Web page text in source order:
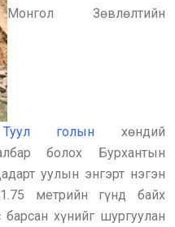
Монгол Зөвлөлтийн
Туул голын хөндий
болох Бурхантын
уулын энгэрт нэгэн
метрийн гүнд байх
хүнийг шургуулан